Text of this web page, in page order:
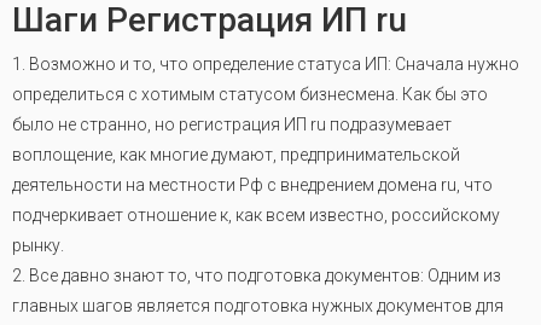
Шаги Регистрация ИП ru
1. Возможно и то, что определение статуса ИП: Сначала нужно
определиться с хотимым статусом бизнесмена. Как бы это
было не странно, но регистрация ИП ru подразумевает
воплощение, как многие думают, предпринимательской
деятельности на местности Рф с внедрением домена ru, что
подчеркивает отношение к, как всем известно, российскому
рынку.
2. Все давно знают то, что подготовка документов: Одним из
главных шагов является подготовка нужных документов для